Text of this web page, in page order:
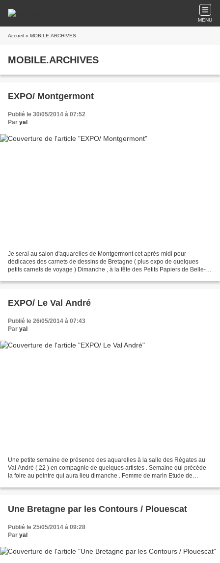
MENU
Accueil » MOBILE.ARCHIVES
MOBILE.ARCHIVES
EXPO/ Montgermont
Publié le 30/05/2014 à 07:52
Par yal
Je serai au salon d'aquarelles de Montgermont cet après-midi pour
dédicaces des carnets de dessins de Bretagne ( plus expo de quelques
petits carnets de voyage ) Dimanche , à la fête des Petits Papiers de Belle-
EXPO/ Le Val André
Publié le 26/05/2014 à 07:43
Par yal
Une petite semaine de présence des aquarelles à la salle des Régates au
Val André ( 22 ) en compagnie de quelques artistes . Semaine qui précède
la foire au peintre qui aura lieu dimanche . Femme de marin Etude de
Une Bretagne par les Contours / Plouescat
Publié le 25/05/2014 à 09:28
Par yal